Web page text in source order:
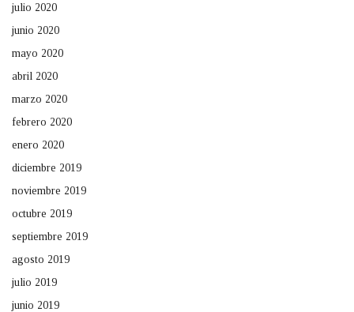
julio 2020
junio 2020
mayo 2020
abril 2020
marzo 2020
febrero 2020
enero 2020
diciembre 2019
noviembre 2019
octubre 2019
septiembre 2019
agosto 2019
julio 2019
junio 2019